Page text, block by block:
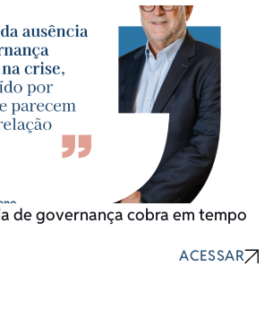
de governança cobra em tempo
ACESSAR